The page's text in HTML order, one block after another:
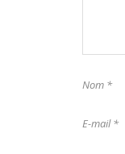
Nom *
E-mail*